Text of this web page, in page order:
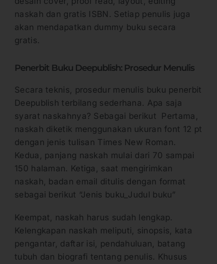
naskah dan gratis ISBN. Setiap penulis juga
akan mendapatkan dummy buku secara
gratis.
Penerbit Buku Deepublish: Prosedur Menulis
Secara teknis, prosedur menulis buku penerbit
Deepublish terbilang sederhana. Apa saja
syarat naskahnya? Sebagai berikut Pertama,
naskah diketik menggunakan ukuran font 12 pt
dengan jenis tulisan Times New Roman.
Kedua, panjang naskah mulai dari 70 sampai
150 halaman. Ketiga, saat mengirimkan
naskah, badan email ditulis dengan format
sebagai berikut “Jenis buku_Judul buku”
Keempat, naskah harus sudah lengkap.
Kelengkapan naskah meliputi, sinopsis, kata
pengantar, daftar isi, pendahuluan, batang
tubuh dan biografi tentang penulis. Khusus